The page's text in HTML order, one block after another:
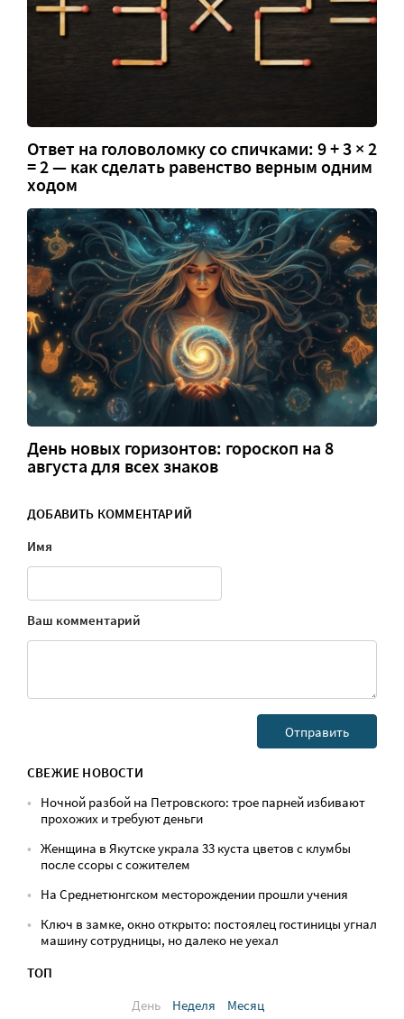
Ответ на головоломку со спичками: 9 + 3 × 2
= 2 — как сделать равенство верным одним
ходом
День новых горизонтов: гороскоп на 8
августа для всех знаков
ДОБАВИТЬ КОММЕНТАРИЙ
Имя
Ваш комментарий
СВЕЖИЕ НОВОСТИ
Ночной разбой на Петровского: трое парней избивают
прохожих и требуют деньги
Женщина в Якутске украла 33 куста цветов с клумбы
после ссоры с сожителем
На Среднетюнгском месторождении прошли учения
Ключ в замке, окно открыто: постоялец гостиницы угнал
машину сотрудницы, но далеко не уехал
ТОП
День
Неделя Месяц